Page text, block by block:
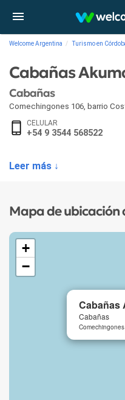
Welcome Argentina Turismo en
Cabañas
Cabañas
Comechingones 106, barrio
CELULAR
+54 9 3544 568522
Leer más ↓
Mapa de ubicación
Cabañas
Cabañas
+
−